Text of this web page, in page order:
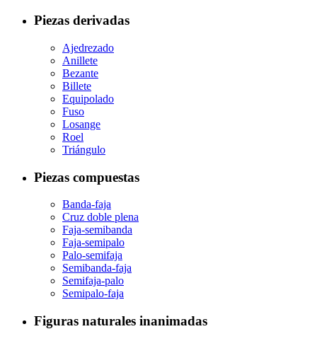
Piezas derivadas
Ajedrezado
Anillete
Bezante
Billete
Equipolado
Fuso
Losange
Roel
Triángulo
Piezas compuestas
Banda-faja
Cruz doble plena
Faja-semibanda
Faja-semipalo
Palo-semifaja
Semibanda-faja
Semifaja-palo
Semipalo-faja
Figuras naturales inanimadas